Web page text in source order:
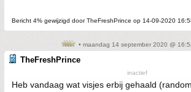
Bericht 4% gewijzigd door TheFreshPrince op 14-09-2020
• maandag 14 september 2020 @
TheFreshPrince
inactief
Heb vandaag wat visjes erbij gehaald